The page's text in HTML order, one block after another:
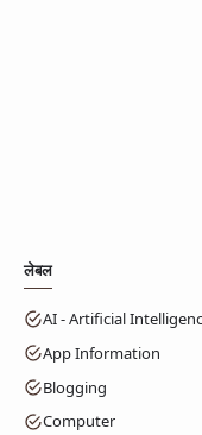
लेबल
AI - Artificial
App Information
Blogging
Computer